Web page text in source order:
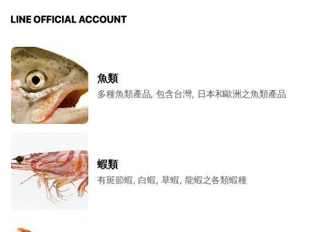
魚類
多種魚類產品, 包含台灣, 日本和歐洲之魚類產品
蝦類
有斑節蝦, 白蝦, 草蝦, 龍蝦之各類蝦種